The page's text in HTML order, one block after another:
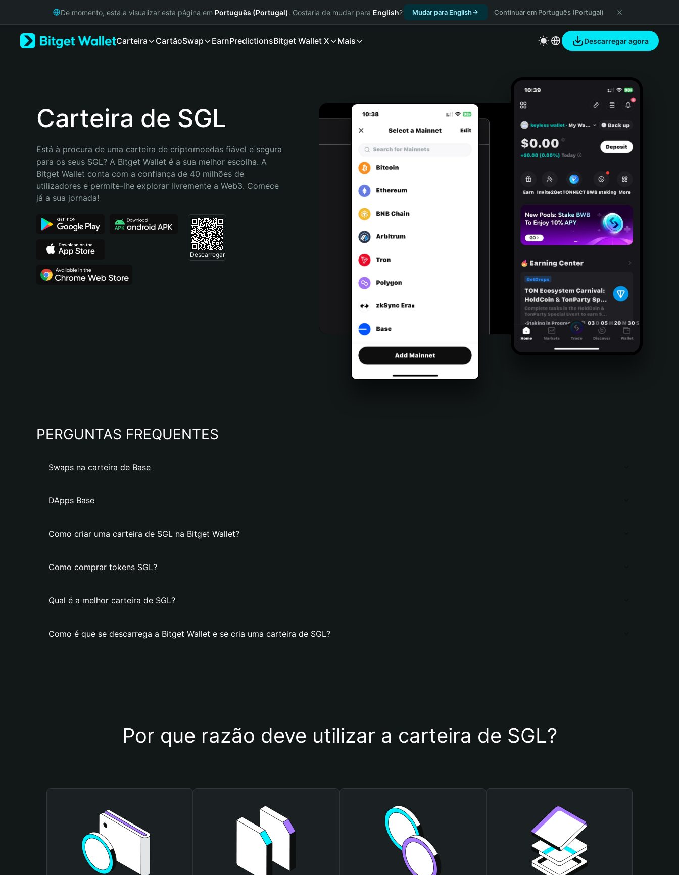
Русский
Bahasa Indonesia
Español (Argentina)
De momento, está a visualizar esta página em Português (Portugal). Gostaria de mudar para English? Mudar para English Continuar em Português (Portugal)
Carteira CartãoSwap EarnPredictionsBitget Wallet X Mais Descarregar agora
Carteira de SGL
Está à procura de uma carteira de criptomoedas fiável e segura
para os seus SGL? A Bitget Wallet é a sua melhor escolha. A
Bitget Wallet conta com a confiança de 40 milhões de
utilizadores e permite-lhe explorar livremente a Web3. Comece
já a sua jornada!
Descarregar
PERGUNTAS FREQUENTES
Swaps na carteira de Base
DApps Base
Como criar uma carteira de SGL na Bitget Wallet?
Como comprar tokens SGL?
Qual é a melhor carteira de SGL?
Como é que se descarrega a Bitget Wallet e se cria uma carteira de SGL?
Por que razão deve utilizar a carteira de SGL?